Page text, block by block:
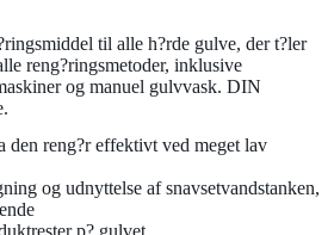
til alle h?rde gulve, der t?ler
reng?ringsmetoder, inklusive
og manuel gulvvask. DIN
den reng?r effektivt ved meget lav
og udnyttelse af snavsetvandstanken,